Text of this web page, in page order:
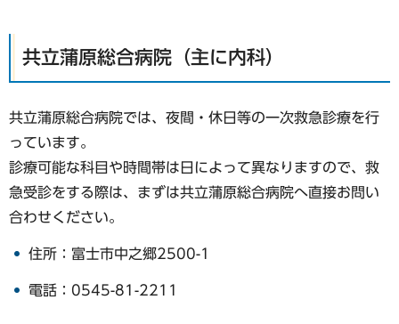
共立蒲原総合病院（主に内科）
共立蒲原総合病院では、夜間・休日等の一次救急診療を行
っています。
診療可能な科目や時間帯は日によって異なりますので、救
急受診をする際は、まずは共立蒲原総合病院へ直接お問い
合わせください。
住所：富士市中之郷2500-1
電話：0545-81-2211